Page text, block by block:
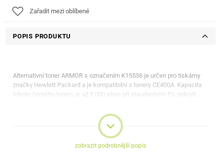
Zařadit mezi oblíbené
POPIS PRODUKTU
Alternativní toner ARMOR s označením K15536 je určen pro tiskárny
značky Hewlett Packard a je kompatibilní s tonery CE400A. Kapacita
tohoto černého toneru je až 5 000 stran při standardním 5% pokrytí.
Alternativní toner je kompatibilní s následujícími tiskárnami:
HP LaserJet Enterprise 500 M551
HP LaserJet Enterprise 500 M551dn/n/xh
zobrazit podrobnější popis